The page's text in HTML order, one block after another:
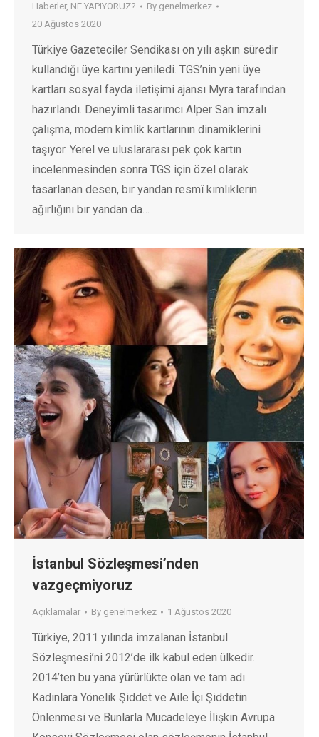
Haberler, NE YAPIYORUZ? By genelmerkez
20 Ağustos 2020
Türkiye Gazeteciler Sendikası on yılı aşkın süredir
kullandığı üye kartını yeniledi. TGS’nin yeni üye
kartları sosyal fayda iletişimi ajansı Myra tarafından
hazırlandı. Deneyimli tasarımcı Alper San imzalı
çalışma, modern kimlik kartlarının dinamiklerini
taşıyor. Yerel ve uluslararası pek çok kartın
incelenmesinden sonra TGS için özel olarak
tasarlanan desen, bir yandan resmî kimliklerin
ağırlığını bir yandan da…
İstanbul Sözleşmesi’nden
vazgeçmiyoruz
Açıklamalar By genelmerkez 1 Ağustos 2020
Türkiye, 2011 yılında imzalanan İstanbul
Sözleşmesi’ni 2012’de ilk kabul eden ülkedir.
2014’ten bu yana yürürlükte olan ve tam adı
Kadınlara Yönelik Şiddet ve Aile İçi Şiddetin
Önlenmesi ve Bunlarla Mücadeleye İlişkin Avrupa